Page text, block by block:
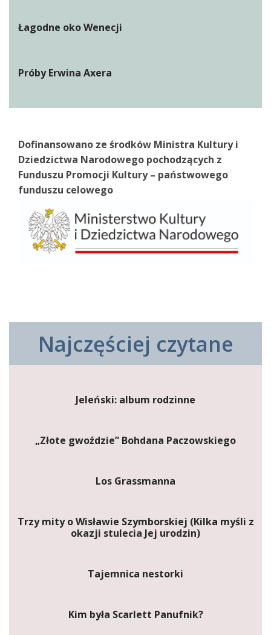
Łagodne oko Wenecji
Próby Erwina Axera
Dofinansowano ze środków Ministra Kultury i
Dziedzictwa Narodowego pochodzących z
Funduszu Promocji Kultury – państwowego
funduszu celowego
Najczęściej czytane
Jeleński: album rodzinne
„Złote gwoździe” Bohdana Paczowskiego
Los Grassmanna
Trzy mity o Wisławie Szymborskiej (Kilka myśli z
okazji stulecia Jej urodzin)
Tajemnica nestorki
Kim była Scarlett Panufnik?